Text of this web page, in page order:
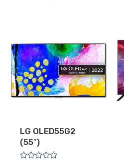
LG OLED55G2
(55″)